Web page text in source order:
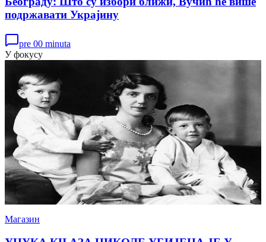
подржавати Украјину
pre 00 minuta
У фокусу
Магазин